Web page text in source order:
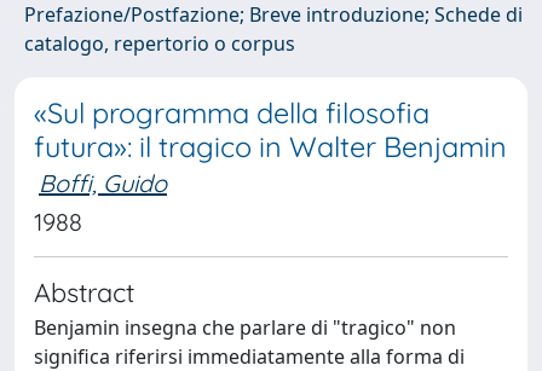
Prefazione/Postfazione; Breve introduzione; Schede di
catalogo, repertorio o corpus
«Sul programma della filosofia
futura»: il tragico in Walter Benjamin
Boffi, Guido
1988
Abstract
Benjamin insegna che parlare di "tragico" non
significa riferirsi immediatamente alla forma di